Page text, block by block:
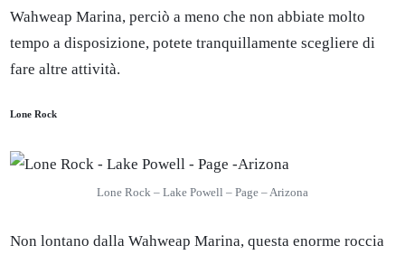
Wahweap Marina, perciò a meno che non abbiate molto
tempo a disposizione, potete tranquillamente scegliere di
fare altre attività.
Lone Rock
Lone Rock – Lake Powell – Page – Arizona
Non lontano dalla Wahweap Marina, questa enorme roccia